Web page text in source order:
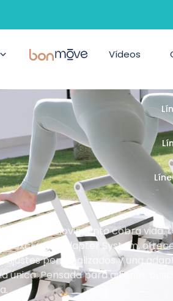
BonMove Vídeos
de movimiento cobra vida.
exclusivo Adapter System,
ajustes personalizados y una
única. Pensada para quienes